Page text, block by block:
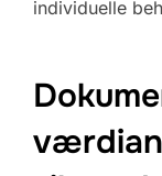
individuelle